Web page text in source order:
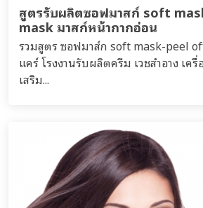
สูตรรับผลิตซอฟมาสก์ soft
mask มาสก์หน้ากากอ่อน
รวมสูตร ซอฟมาส์ก soft mask-peel
แคร์ โรงงานรับผลิตครีม เวชสำอาง เครื่
เสริม...